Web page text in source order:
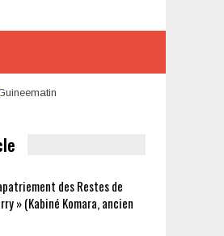
des Restes de
» (Kabiné Komara, ancien